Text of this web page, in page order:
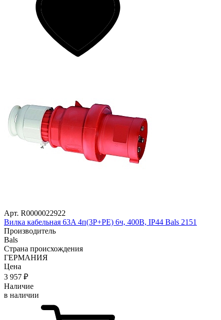
Арт. R0000022922
Вилка кабельная 63A 4п(3P+PE) 6ч, 400В, IP44 Bals 2151
Производитель
Bals
Страна происхождения
ГЕРМАНИЯ
Цена
3 957 ₽
Наличие
в наличии